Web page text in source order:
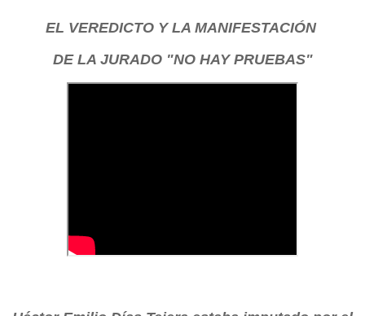
EL VEREDICTO Y LA MANIFESTACIÓN
DE LA JURADO "NO HAY PRUEBAS"